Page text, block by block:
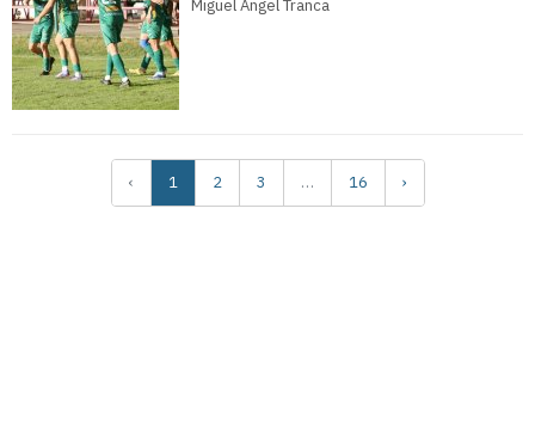
Miguel Ángel Tranca
‹ 1 2 3 … 16 ›